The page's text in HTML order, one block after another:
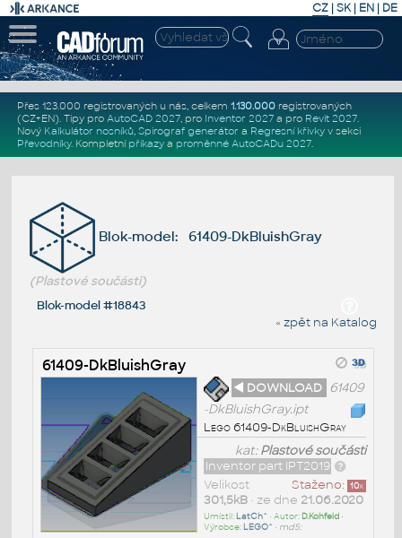
CZ | SK| EN | DE
Přes 123.000 registrovaných u nás, celkem 1.130.000registrovaných
(CZ+EN). Tipy pro AutoCAD 2027, pro Inventor 2027a pro Revit 2027.
Nový Kalkulátor nosníků, Spirograf generátor a Regresní křivkyv sekci
Převodníky. Kompletní příkazya proměnné AutoCADu 2027.
Blok-model: 61409-DkBluishGray
(Plastové součásti)
Blok-model #18843
« zpět na Katalog
61409-DkBluishGray
◄ DOWNLOAD
61409
-DkBluishGray.ipt
Lego 61409-DkBluishGray
kat:Plastové součásti
Inventor part IPT2019
Staženo: 10x
Velikost
301,5kB• ze dne 21.06.2020
Umístil: LatCh^ • Autor: D.Kohfeld•
Výrobce: LEGO^ • md5: